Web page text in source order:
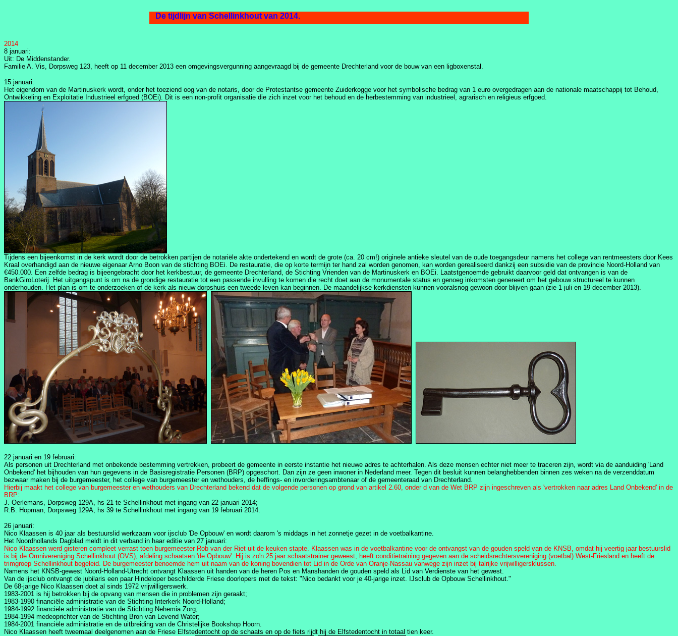
De tijdlijn van Schellinkhout van 2014.
2014
8 januari:
Uit: De Middenstander.
Familie A. Vis, Dorpsweg 123, heeft op 11 december 2013 een omgevingsvergunning aangevraagd bij de gemeente Drechterland voor de bouw van een ligboxenstal.
15 januari:
Het eigendom van de Martinuskerk wordt, onder het toeziend oog van de notaris, door de Protestantse gemeente Zuiderkogge voor het symbolische bedrag van 1 euro overgedragen aan de nationale maatschappij tot Behoud,
Ontwikkeling en Exploitatie Industrieel erfgoed (BOEi). Dit is een non-profit organisatie die zich inzet voor het behoud en de herbestemming van industrieel, agrarisch en religieus erfgoed.
Tijdens een bijeenkomst in de kerk wordt door de betrokken partijen de notariële akte ondertekend en wordt de grote (ca. 20 cm!) originele antieke sleutel van de oude toegangsdeur namens het college van rentmeesters door Kees
Kraal overhandigd aan de nieuwe eigenaar Arno Boon van de stichting BOEi. De restauratie, die op korte termijn ter hand zal worden genomen, kan worden gerealiseerd dankzij een subsidie van de provincie Noord-Holland van
€450.000. Een zelfde bedrag is bijeengebracht door het kerkbestuur, de gemeente Drechterland, de Stichting Vrienden van de Martinuskerk en BOEi. Laatstgenoemde gebruikt daarvoor geld dat ontvangen is van de
BankGiroLoterij. Het uitgangspunt is om na de grondige restauratie tot een passende invulling te komen die recht doet aan de monumentale status en genoeg inkomsten genereert om het gebouw structureel te kunnen
onderhouden. Het plan is om te onderzoeken of de kerk als nieuw dorpshuis een tweede leven kan beginnen. De maandelijkse kerkdiensten kunnen vooralsnog gewoon door blijven gaan (zie 1 juli en 19 december 2013).
22 januari en 19 februari:
Als personen uit Drechterland met onbekende bestemming vertrekken, probeert de gemeente in eerste instantie het nieuwe adres te achterhalen. Als deze mensen echter niet meer te traceren zijn, wordt via de aanduiding 'Land
Onbekend' het bijhouden van hun gegevens in de Basisregistratie Personen (BRP) opgeschort. Dan zijn ze geen inwoner in Nederland meer. Tegen dit besluit kunnen belanghebbenden binnen zes weken na de verzenddatum
bezwaar maken bij de burgemeester, het college van burgemeester en wethouders, de heffings- en invorderingsambtenaar of de gemeenteraad van Drechterland.
Hierbij maakt het college van burgemeester en wethouders van Drechterland bekend dat de volgende personen op grond van artikel 2.60, onder d van de Wet BRP zijn ingeschreven als 'vertrokken naar adres Land Onbekend' in de
BRP:
J. Oerlemans, Dorpsweg 129A, hs 21 te Schellinkhout met ingang van 22 januari 2014;
R.B. Hopman, Dorpsweg 129A, hs 39 te Schellinkhout met ingang van 19 februari 2014.
26 januari:
Nico Klaassen is 40 jaar als bestuurslid werkzaam voor ijsclub 'De Opbouw' en wordt daarom 's middags in het zonnetje gezet in de voetbalkantine.
Het Noordhollands Dagblad meldt in dit verband in haar editie van 27 januari:
Nico Klaassen werd gisteren compleet verrast toen burgemeester Rob van der Riet uit de keuken stapte. Klaassen was in de voetbalkantine voor de ontvangst van de gouden speld van de KNSB, omdat hij veertig jaar bestuurslid
is bij de Omnivereniging Schellinkhout (OVS), afdeling schaatsen 'de Opbouw'. Hij is zo'n 25 jaar schaatstrainer geweest, heeft conditietraining gegeven aan de scheidsrechtersvereniging (voetbal) West-Friesland en heeft de
trimgroep Schellinkhout begeleid. De burgemeester benoemde hem uit naam van de koning bovendien tot Lid in de Orde van Oranje-Nassau vanwege zijn inzet bij talrijke vrijwilligersklussen.
Namens het KNSB-gewest Noord-Holland-Utrecht ontvangt Klaassen uit handen van de heren Pos en Manshanden de gouden speld als Lid van Verdienste van het gewest.
Van de ijsclub ontvangt de jubilaris een paar Hindeloper beschilderde Friese doorlopers met de tekst: "Nico bedankt voor je 40-jarige inzet. IJsclub de Opbouw Schellinkhout."
De 68-jarige Nico Klaassen doet al sinds 1972 vrijwilligerswerk.
1983-2001 is hij betrokken bij de opvang van mensen die in problemen zijn geraakt;
1983-1990 financiële administratie van de Stichting Interkerk Noord-Holland;
1984-1992 financiële administratie van de Stichting Nehemia Zorg;
1984-1994 medeoprichter van de Stichting Bron van Levend Water;
1984-2001 financiële administratie en de uitbreiding van de Christelijke Bookshop Hoorn.
Nico Klaassen heeft tweemaal deelgenomen aan de Friese Elfstedentocht op de schaats en op de fiets rijdt hij de Elfstedentocht in totaal tien keer.